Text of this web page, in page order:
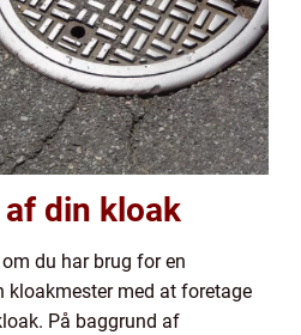
din kloak
du har brug for en
kloakmester med at foretage
På baggrund af